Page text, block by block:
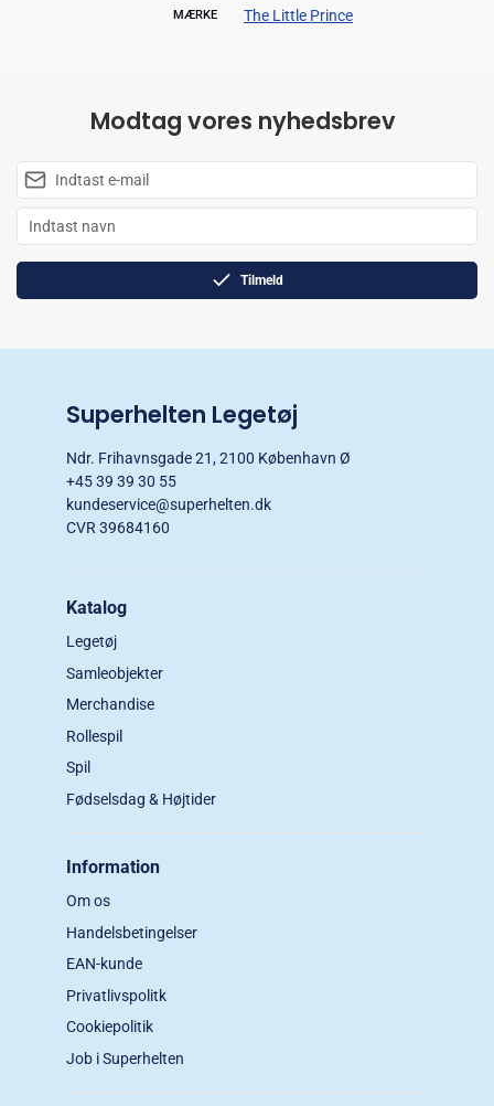
MÆRKE The Little Prince
Modtag vores nyhedsbrev
Tilmeld
Superhelten Legetøj
Ndr. Frihavnsgade 21, 2100 København Ø
+45 39 39 30 55
kundeservice@superhelten.dk
CVR 39684160
Katalog
Legetøj
Samleobjekter
Merchandise
Rollespil
Spil
Fødselsdag & Højtider
Information
Om os
Handelsbetingelser
EAN-kunde
Privatlivspolitk
Cookiepolitik
Job i Superhelten